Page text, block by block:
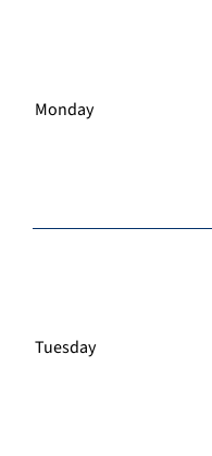
Monday
Tuesday